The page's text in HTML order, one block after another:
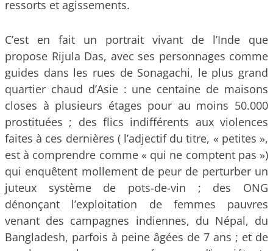
ressorts et agissements.
C’est en fait un portrait vivant de l’Inde que
propose Rijula Das, avec ses personnages comme
guides dans les rues de Sonagachi, le plus grand
quartier chaud d’Asie : une centaine de maisons
closes à plusieurs étages pour au moins 50.000
prostituées ; des flics indifférents aux violences
faites à ces dernières ( l’adjectif du titre, « petites »,
est à comprendre comme « qui ne comptent pas »)
qui enquêtent mollement de peur de perturber un
juteux système de pots-de-vin ; des ONG
dénonçant l’exploitation de femmes pauvres
venant des campagnes indiennes, du Népal, du
Bangladesh, parfois à peine âgées de 7 ans ; et de